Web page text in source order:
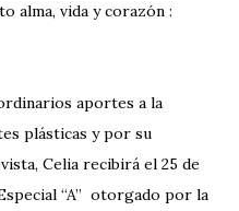
alma, vida y corazón :
aportes a la
plásticas y por su
Celia recibirá el 25 de
“A” otorgado por la